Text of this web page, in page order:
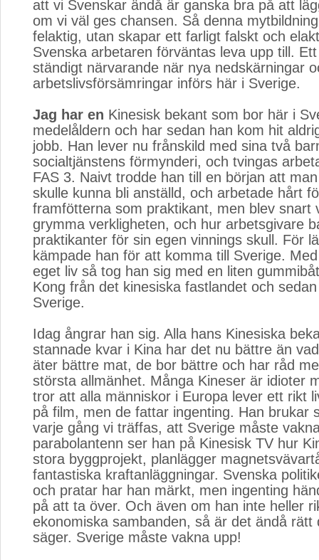
att vi Svenskar ändå är ganska bra på att
om vi väl ges chansen. Så denna
felaktig, utan skapar ett farligt falskt och
Svenska arbetaren förväntas leva upp till.
ständigt närvarande när nya nedskärningar
arbetslivsförsämringar införs här i Sverige.
Jag har en Kinesisk bekant som bor här i
medelåldern och har sedan han kom hit
jobb. Han lever nu frånskild med sina två
socialtjänstens förmynderi, och tvingas
FAS 3. Naivt trodde han till en början att
skulle kunna bli anställd, och arbetade hårt
framfötterna som praktikant, men blev snart
grymma verkligheten, och hur arbetsgivare
praktikanter för sin egen vinnings skull. För
kämpade han för att komma till Sverige.
eget liv så tog han sig med en liten
Kong från det kinesiska fastlandet och
Sverige.
Idag ångrar han sig. Alla hans Kinesiska
stannade kvar i Kina har det nu bättre än
äter bättre mat, de bor bättre och har råd
största allmänhet. Många Kineser är idioter
tror att alla människor i Europa lever ett rikt
på film, men de fattar ingenting. Han brukar
varje gång vi träffas, att Sverige måste
parabolantenn ser han på Kinesisk TV hur
stora byggprojekt, planlägger
fantastiska kraftanläggningar. Svenska
och pratar har han märkt, men ingenting
på att ta över. Och även om han inte heller
ekonomiska sambanden, så är det ändå rätt
säger. Sverige måste vakna upp!